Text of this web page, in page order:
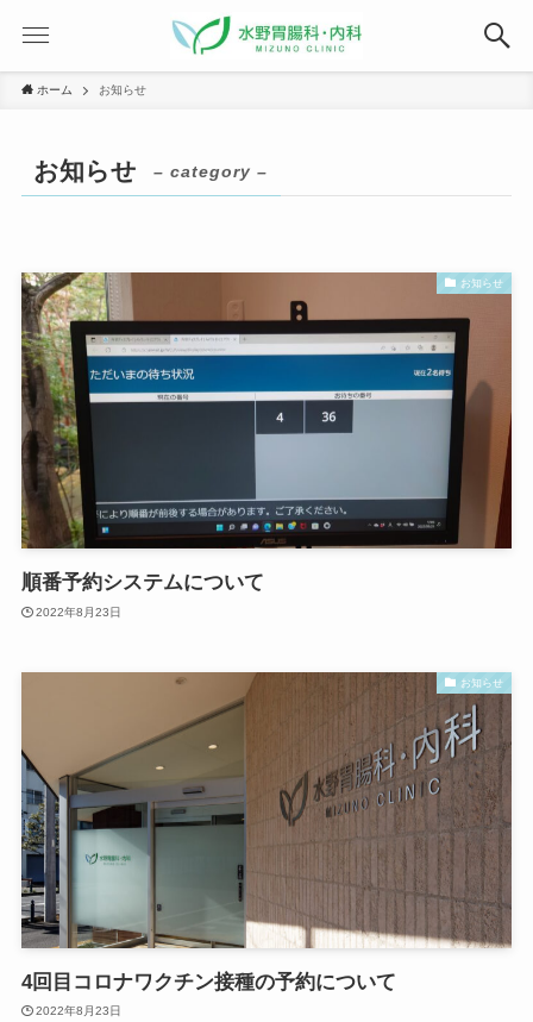
ホーム お知らせ
お知らせ – category –
お知らせ
順番予約システムについて
2022年8月23日
お知らせ
4回目コロナワクチン接種の予約について
2022年8月23日